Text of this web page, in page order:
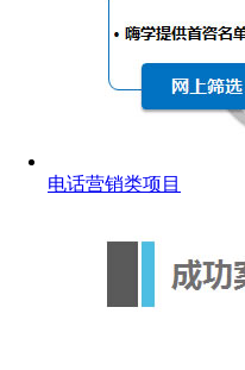
电话营销类项目